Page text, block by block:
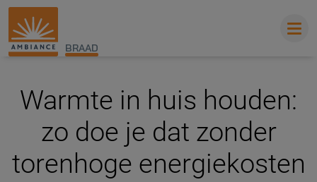
BRAAD
Warmte in huis houden:
zo doe je dat zonder
torenhoge energiekosten